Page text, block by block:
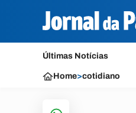
Últimas Notícias
Home>cotidiano